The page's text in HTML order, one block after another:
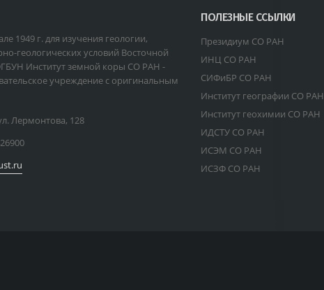
1949 г. для изучения геологии,
геологических условий Восточной
Институт земной коры СО РАН -
учреждение с оригинальным
Лермонтова, 128
ПОЛЕЗНЫЕ ССЫЛКИ
Президиум СО РАН
ИНЦ СО РАН
СИФиБР СО РАН
Институт географии СО РАН
Институт геохимии СО РАН
ИДСТУ СО РАН
ИСЭМ СО РАН
ИСЗФ СО РАН